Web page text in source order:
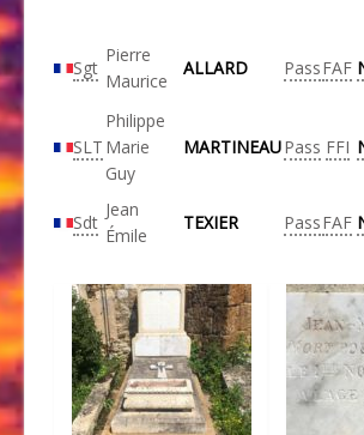
Sgt
Pierre
Maurice
ALLARD PassFAF
SLT
Philippe
Marie
Guy
MARTINEAUPass FFI
Sdt
Jean
Émile
TEXIER PassFAF